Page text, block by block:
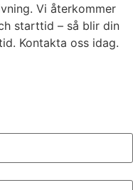
Vi återkommer
starttid – så blir din
Kontakta oss idag.